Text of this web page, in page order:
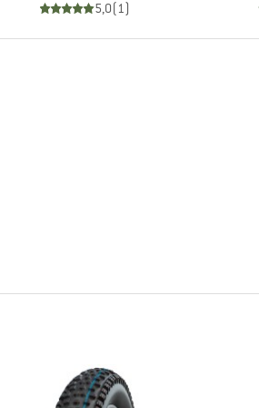
5,0(1)